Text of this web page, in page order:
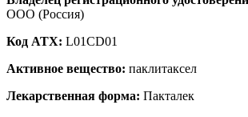
ООО (Россия)
Код ATX: L01CD01
Активное вещество: паклитаксел
Лекарственная форма: Пакталек